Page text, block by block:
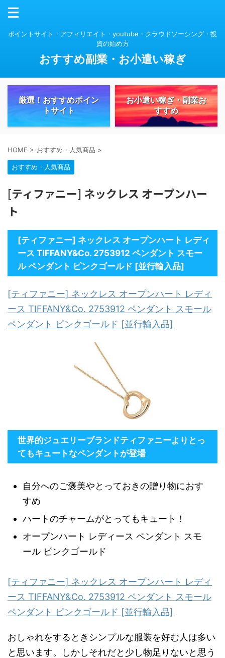
ポイントサイト・アフィリエイト・youtube・クラウドソーシング・投
資の始め方
おすすめ副業・お小遣い稼ぎ
厳選！おすすめポイン
トサイト
お小遣い稼ぎ・副業お
すすめ
HOME > おすすめ・人気商品 >
おすすめ・人気商品
[ティファニー] ネックレス オープンハー
ト
[ティファニー] ネックレス オープンハート レディ
ース TIFFANY&Co. 2753912 ペンダント スモー
ル ペンダント ピンクゴールド [並行輸入品]
[ティファニー] ネックレス オープンハート レディ
ース TIFFANY&Co. 2753912 ペンダント スモール
ペンダント ピンクゴールド [並行輸入品]
世界的ジュエリーブランドティファニーよりとっ
てもキュートなペンダントが登場
自分へのご褒美やとっておきの贈り物におす
すめ
ハートのチャームがとってもキュート！
オープンハート レディース ペンダント スモ
ール ピンクゴールド
[ティファニー] ネックレス オープンハート レディ
ース TIFFANY&Co. 2753912 ペンダント スモール
ペンダント ピンクゴールド [並行輸入品]
おしゃれをするときシンプルな服装を好む人は多い
と思います。しかしそれだと少し物足りないと思う